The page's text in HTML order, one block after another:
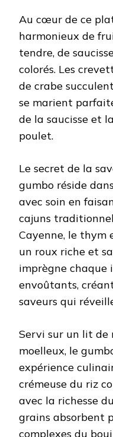
Au cœur de ce
harmonieux de
tendre, de
colorés. Les
de crabe
se marient
de la saucisse et
poulet.
Le secret de la
gumbo réside
avec soin en
cajuns
Cayenne, le thym
un roux riche et
imprègne chaque
envoûtants,
saveurs qui
Servi sur un lit de
moelleux, le
expérience
crémeuse du riz
avec la richesse
grains absorbent
complexes du